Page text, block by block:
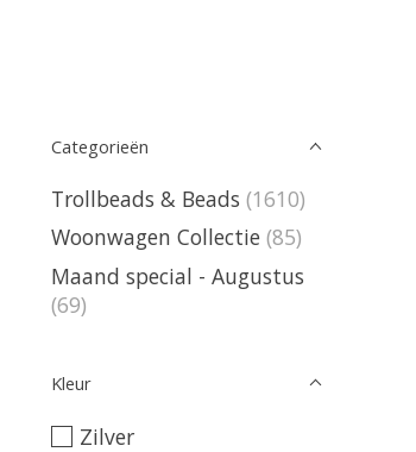
Categorieën
Trollbeads & Beads (1610)
Woonwagen Collectie (85)
Maand special - Augustus
(69)
Kleur
Zilver